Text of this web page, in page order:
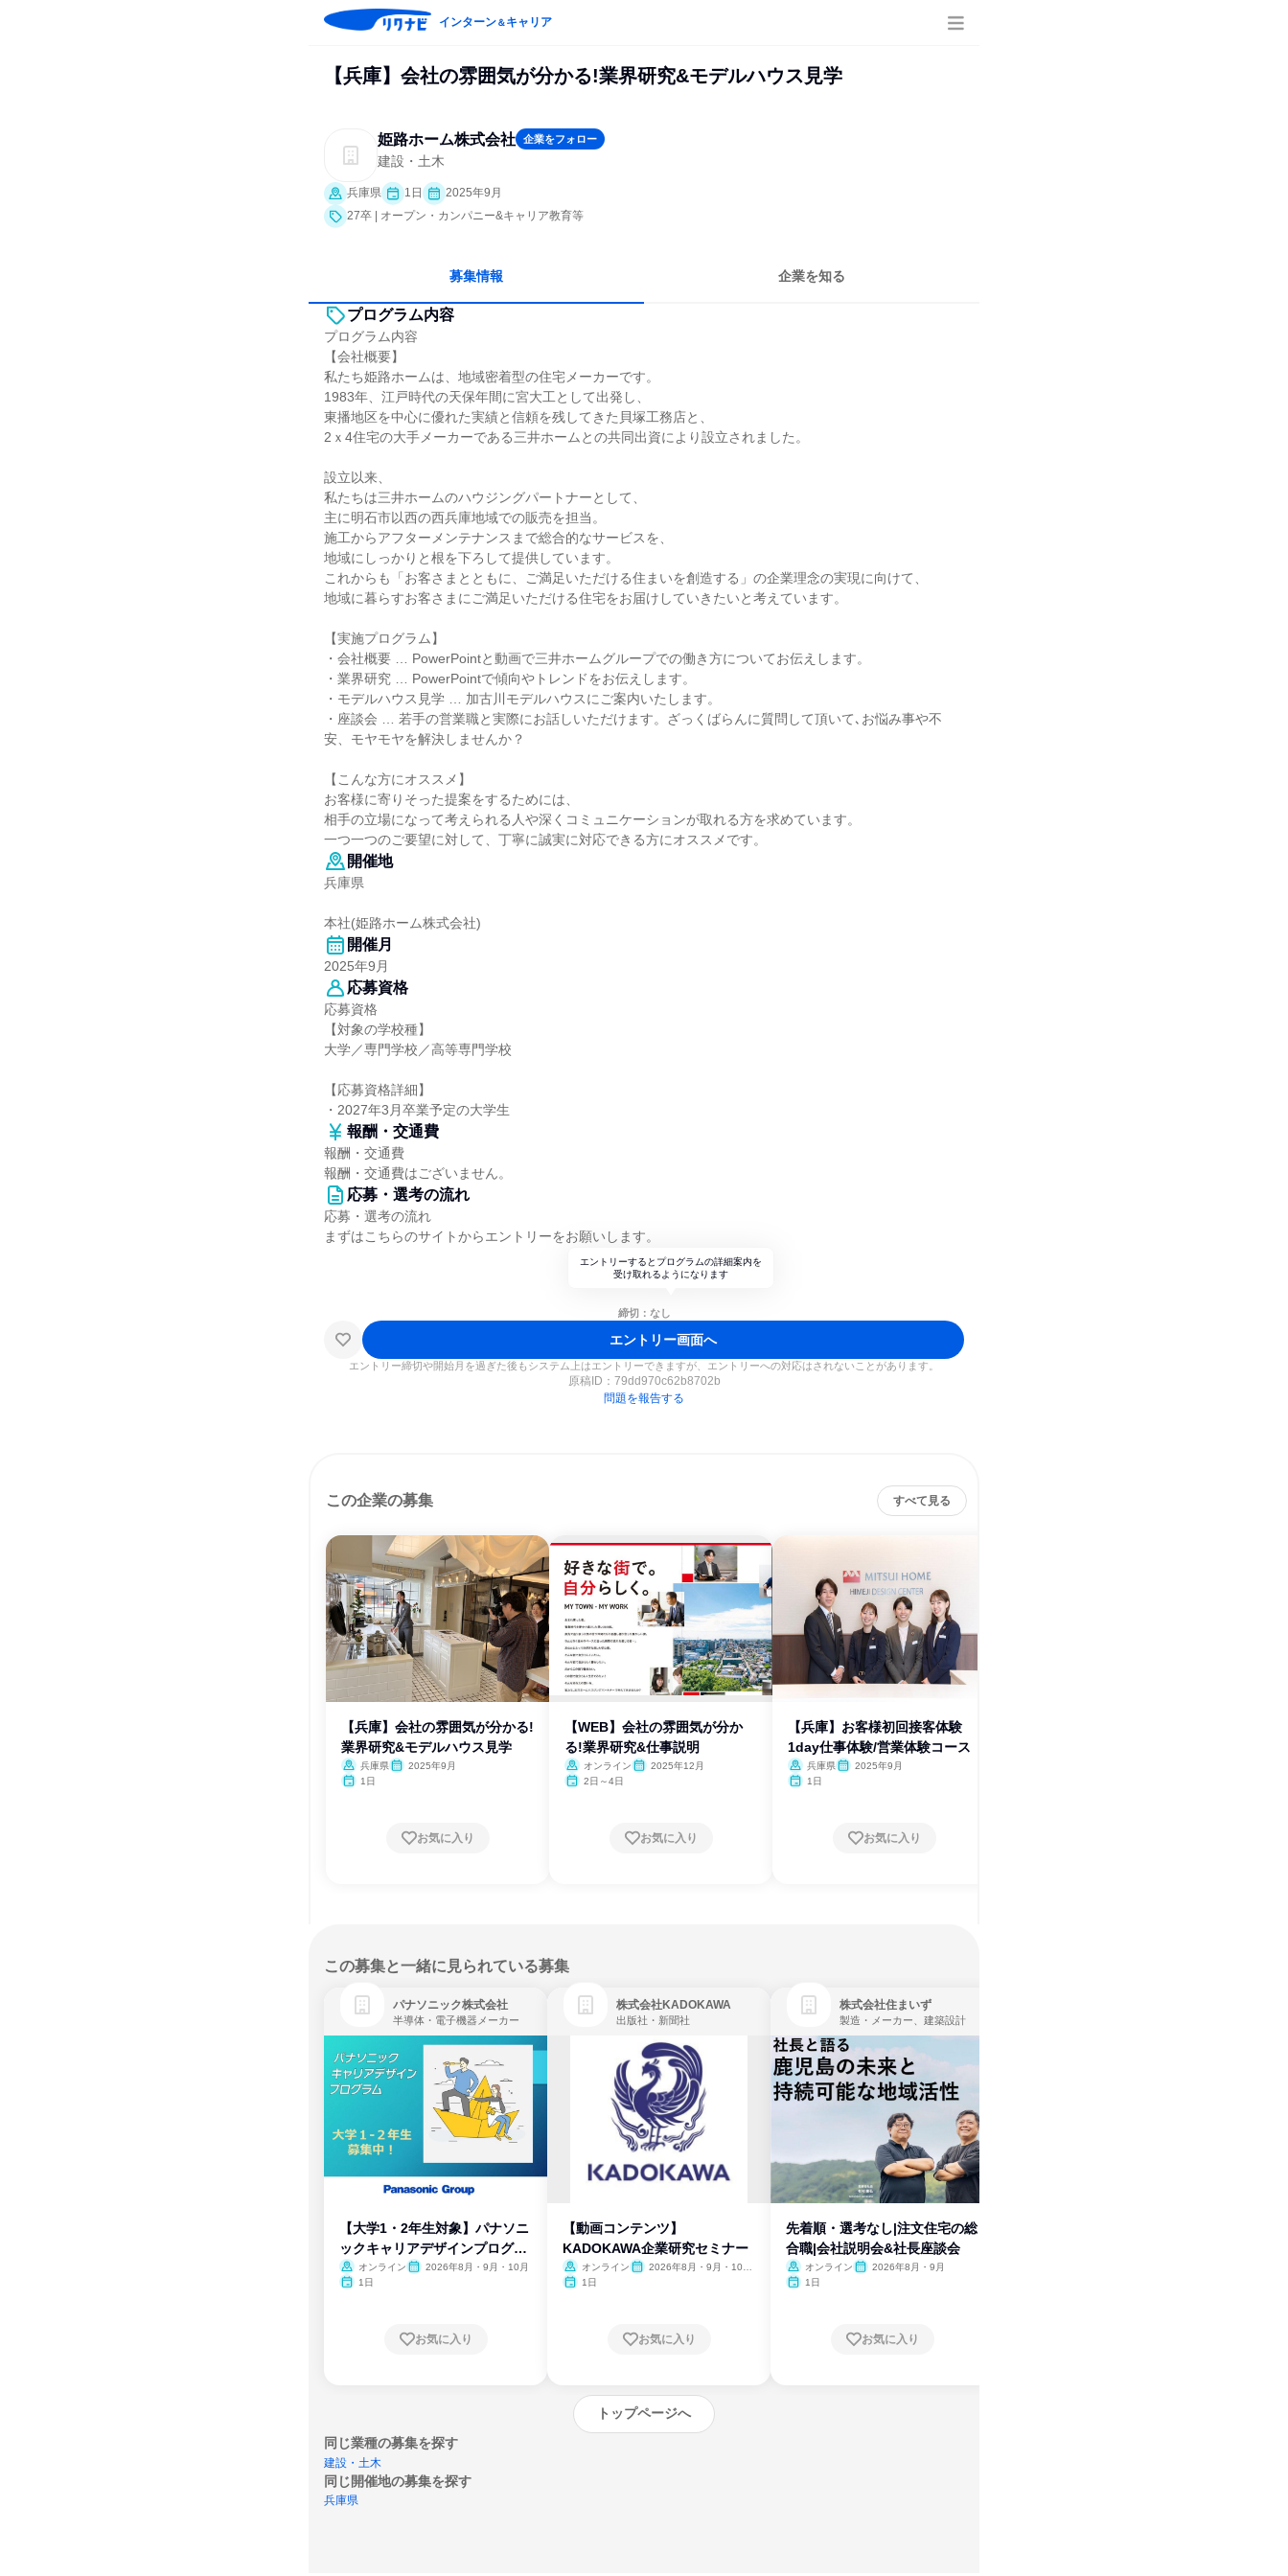
インターン＆キャリア
【兵庫】会社の雰囲気が分かる!業界研究&モデルハウス見学
姫路ホーム株式会社 企業をフォロー
建設・土木
兵庫県 1日
2025年9月
27卒 | オープン・カンパニー&キャリア教育等
募集情報 企業を知る
プログラム内容
プログラム内容
【会社概要】
私たち姫路ホームは、地域密着型の住宅メーカーです。
1983年、江戸時代の天保年間に宮大工として出発し、
東播地区を中心に優れた実績と信頼を残してきた貝塚工務店と、
2ｘ4住宅の大手メーカーである三井ホームとの共同出資により設立されました。
設立以来、
私たちは三井ホームのハウジングパートナーとして、
主に明石市以西の西兵庫地域での販売を担当。
施工からアフターメンテナンスまで総合的なサービスを、
地域にしっかりと根を下ろして提供しています。
これからも「お客さまとともに、ご満足いただける住まいを創造する」の企業理念の実現に向けて、
地域に暮らすお客さまにご満足いただける住宅をお届けしていきたいと考えています。
【実施プログラム】
・会社概要 … PowerPointと動画で三井ホームグループでの働き方についてお伝えします。
・業界研究 … PowerPointで傾向やトレンドをお伝えします。
・モデルハウス見学 … 加古川モデルハウスにご案内いたします。
・座談会 … 若手の営業職と実際にお話しいただけます。ざっくばらんに質問して頂いて､お悩み事や不
安、モヤモヤを解決しませんか？
【こんな方にオススメ】
お客様に寄りそった提案をするためには、
相手の立場になって考えられる人や深くコミュニケーションが取れる方を求めています。
一つ一つのご要望に対して、丁寧に誠実に対応できる方にオススメです。
開催地
兵庫県
本社(姫路ホーム株式会社)
開催月
2025年9月
応募資格
応募資格
【対象の学校種】
大学／専門学校／高等専門学校
【応募資格詳細】
・2027年3月卒業予定の大学生
報酬・交通費
報酬・交通費
報酬・交通費はございません。
応募・選考の流れ
応募・選考の流れ
まずはこちらのサイトからエントリーをお願いします。
エントリーするとプログラムの詳細案内を
受け取れるようになります
締切：なし
エントリー画面へ
エントリー締切や開始月を過ぎた後もシステム上はエントリーできますが、エントリーへの対応はされないことがあります。
原稿ID： 79dd970c62b8702b
問題を報告する
この企業の募集 すべて見る
【兵庫】会社の雰囲気が分かる!
業界研究&モデルハウス見学
兵庫県
2025年9月
1日
お気に入り
【WEB】会社の雰囲気が分か
る!業界研究&仕事説明
オンライン
2025年12月
2日～4日
お気に入り
【兵庫】お客様初回接客体験
1day仕事体験/営業体験コース
兵庫県
2025年9月
1日
お気に入り
この募集と一緒に見られている募集
パナソニック株式会社
半導体・電子機器メーカー
【大学1・2年生対象】パナソニ
ックキャリアデザインプログラ
ム
オンライン
2026年8月・9月・10月
1日
お気に入り
株式会社KADOKAWA
出版社・新聞社
【動画コンテンツ】
KADOKAWA企業研究セミナー
オンライン
2026年8月・9月・10
1日
お気に入り
株式会社住まいず
製造・メーカー、建築設計
先着順・選考なし|注文住宅の総
合職|会社説明会&社長座談会
オンライン
2026年8月・9月
1日
お気に入り
トップページへ
同じ業種の募集を探す
建設・土木
同じ開催地の募集を探す
兵庫県